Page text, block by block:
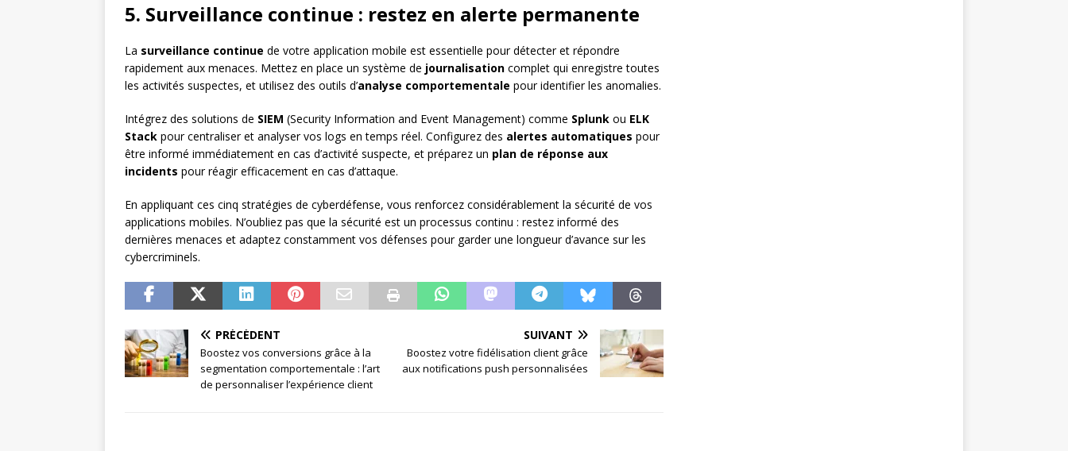
5. Surveillance continue : restez en alerte permanente
La surveillance continue de votre application mobile est essentielle pour détecter et répondre
rapidement aux menaces. Mettez en place un système de journalisation complet qui enregistre toutes
les activités suspectes, et utilisez des outils d’analyse comportementale pour identifier les anomalies.
Intégrez des solutions de SIEM (Security Information and Event Management) comme Splunk ou ELK
Stack pour centraliser et analyser vos logs en temps réel. Configurez des alertes automatiques pour
être informé immédiatement en cas d’activité suspecte, et préparez un plan de réponse aux
incidents pour réagir efficacement en cas d’attaque.
En appliquant ces cinq stratégies de cyberdéfense, vous renforcez considérablement la sécurité de vos
applications mobiles. N’oubliez pas que la sécurité est un processus continu : restez informé des
dernières menaces et adaptez constamment vos défenses pour garder une longueur d’avance sur les
cybercriminels.
PRÉCÉDENT
Boostez vos conversions grâce à la
segmentation comportementale : l’art
de personnaliser l’expérience client
SUIVANT
Boostez votre fidélisation client grâce
aux notifications push personnalisées